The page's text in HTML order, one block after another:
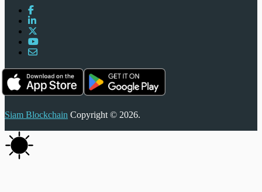
Siam Blockchain Copyright © 2026.